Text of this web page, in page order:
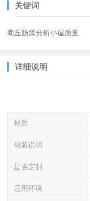
关键词
商丘防爆分析小屋质量
详细说明
材质
包装说明
是否定制
适用环境